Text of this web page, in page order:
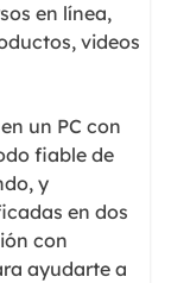
en línea,
videos
un PC con
fiable de
y
en dos
con
ayudarte a